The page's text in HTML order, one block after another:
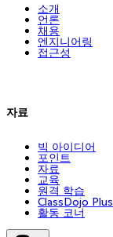
소개
언론
채용
엔지니어링
접근성
자료
빅 아이디어
포인트
자료
교육
원격 학습
ClassDojo Plus
활동 코너